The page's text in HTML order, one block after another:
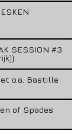
SESSION #3
o.a. Bastille
of Spades